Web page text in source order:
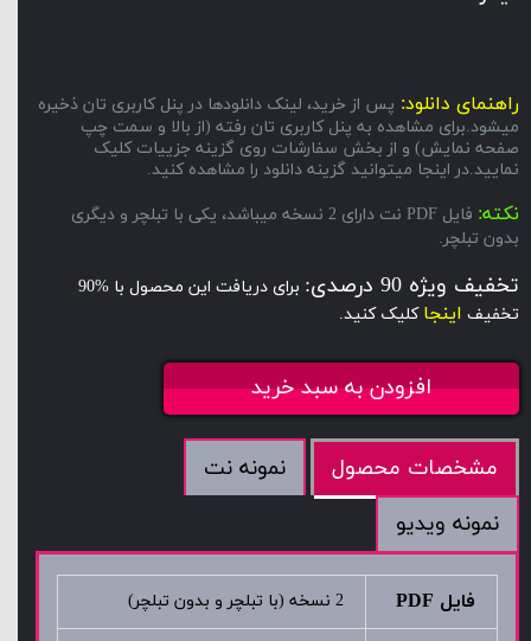
راهنمای دانلود: پس از خرید، لینک دانلودها در پنل کاربری تان ذخیره
میشود.برای مشاهده به پنل کاربری تان رفته (از بالا و سمت چپ
صفحه نمایش) و از بخش سفارشات روی گزینه جزییات کلیک
نمایید.در اینجا میتوانید گزینه دانلود را مشاهده کنید.
نکته:
فایل PDF نت دارای 2 نسخه میباشد، یکی با تبلچر و دیگری
بدون تبلچر.
تخفیف ویژه 90 درصدی:
برای دریافت این محصول با %90
تخفیف اینجا کلیک کنید.
افزودن به سبد خرید
مشخصات محصول
نمونه نت
نمونه ویدیو
فایل PDF 2 نسخه (با تبلچر و بدون تبلچر)